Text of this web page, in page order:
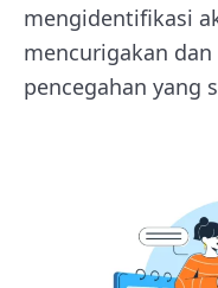
mengidentifikasi
mencurigakan
pencegahan yang